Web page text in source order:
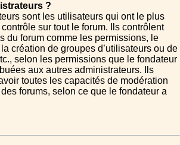
?
sont les utilisateurs qui ont le plus
sur tout le forum. Ils contrôlent
du forum comme les permissions, le
création de groupes d’utilisateurs ou de
selon les permissions que le fondateur
aux autres administrateurs. Ils
toutes les capacités de modération
forums, selon ce que le fondateur a